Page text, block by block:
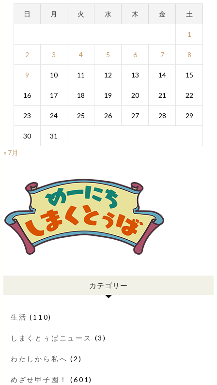
日 月 火 水 木 金 土
1
2 3 4 5 6 7 8
9 10 11 12 13 14 15
16 17 18 19 20 21 22
23 24 25 26 27 28 29
30
31
« 7月
カテゴリー
生活 (110)
しまくとぅばニュース (3)
わたしから私へ (2)
めざせ甲子園！ (601)